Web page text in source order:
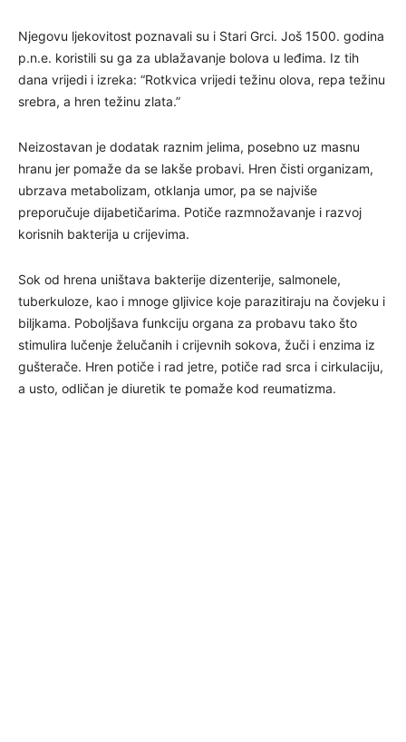
Njegovu ljekovitost poznavali su i Stari Grci. Još 1500. godina
p.n.e. koristili su ga za ublažavanje bolova u leđima. Iz tih
dana vrijedi i izreka: “Rotkvica vrijedi težinu olova, repa težinu
srebra, a hren težinu zlata.”
Neizostavan je dodatak raznim jelima, posebno uz masnu
hranu jer pomaže da se lakše probavi. Hren čisti organizam,
ubrzava metabolizam, otklanja umor, pa se najviše
preporučuje dijabetičarima. Potiče razmnožavanje i razvoj
korisnih bakterija u crijevima.
Sok od hrena uništava bakterije dizenterije, salmonele,
tuberkuloze, kao i mnoge gljivice koje parazitiraju na čovjeku i
biljkama. Poboljšava funkciju organa za probavu tako što
stimulira lučenje želučanih i crijevnih sokova, žuči i enzima iz
gušterače. Hren potiče i rad jetre, potiče rad srca i cirkulaciju,
a usto, odličan je diuretik te pomaže kod reumatizma.